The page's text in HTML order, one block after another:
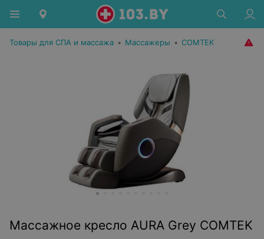
Товары для СПА и массажа • Массажеры • COMTEK
Массажное кресло AURA Grey COMTEK